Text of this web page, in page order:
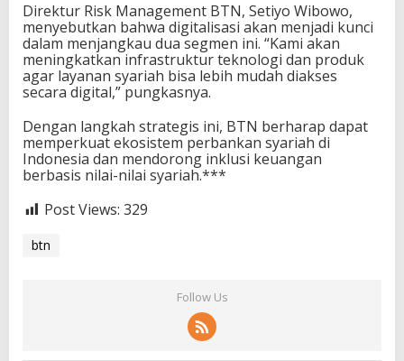
Direktur Risk Management BTN, Setiyo Wibowo,
menyebutkan bahwa digitalisasi akan menjadi kunci
dalam menjangkau dua segmen ini. “Kami akan
meningkatkan infrastruktur teknologi dan produk
agar layanan syariah bisa lebih mudah diakses
secara digital,” pungkasnya.
Dengan langkah strategis ini, BTN berharap dapat
memperkuat ekosistem perbankan syariah di
Indonesia dan mendorong inklusi keuangan
berbasis nilai-nilai syariah.***
Post Views: 329
btn
Follow Us